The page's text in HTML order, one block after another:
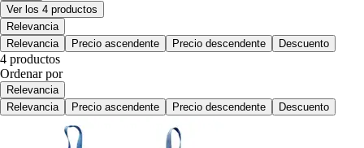
Ver los 4 productos
Relevancia
Relevancia
Precio ascendente Precio descendente Descuento
4 productos
Ordenar por
Relevancia
Relevancia
Precio ascendente Precio descendente Descuento